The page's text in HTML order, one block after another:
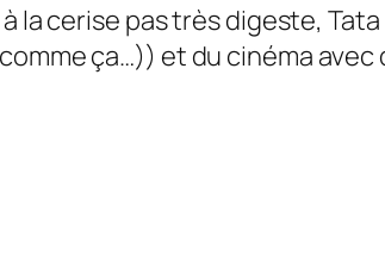
la cerise pas très digeste,
ça…)) et du cinéma avec